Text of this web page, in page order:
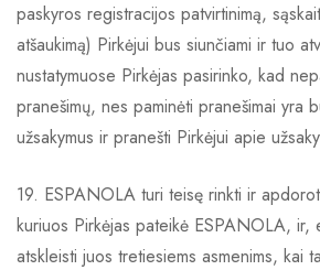
paskyros registracijos patvirtinimą,
atšaukimą) Pirkėjui bus siunčiami ir tuo
nustatymuose Pirkėjas pasirinko, kad
pranešimų, nes paminėti pranešimai yra
užsakymus ir pranešti Pirkėjui apie
19. ESPANOLA turi teisę rinkti ir
kuriuos Pirkėjas pateikė ESPANOLA, ir,
atskleisti juos tretiesiems asmenims, kai